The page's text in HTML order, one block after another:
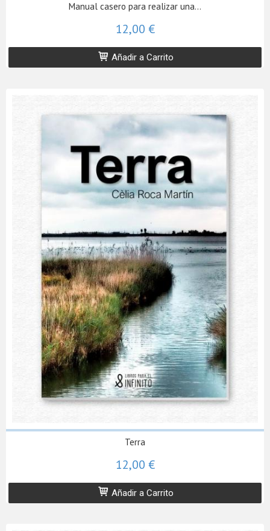
Manual casero para realizar una...
12,00 €
Añadir a Carrito
Terra
12,00 €
Añadir a Carrito